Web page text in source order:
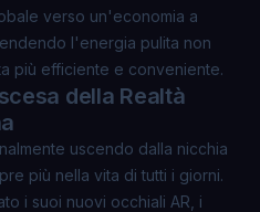
verso un'economia a
l'energia pulita non
più efficiente e conveniente.
della Realtà
uscendo dalla nicchia
più nella vita di tutti i giorni.
i suoi nuovi occhiali AR, i